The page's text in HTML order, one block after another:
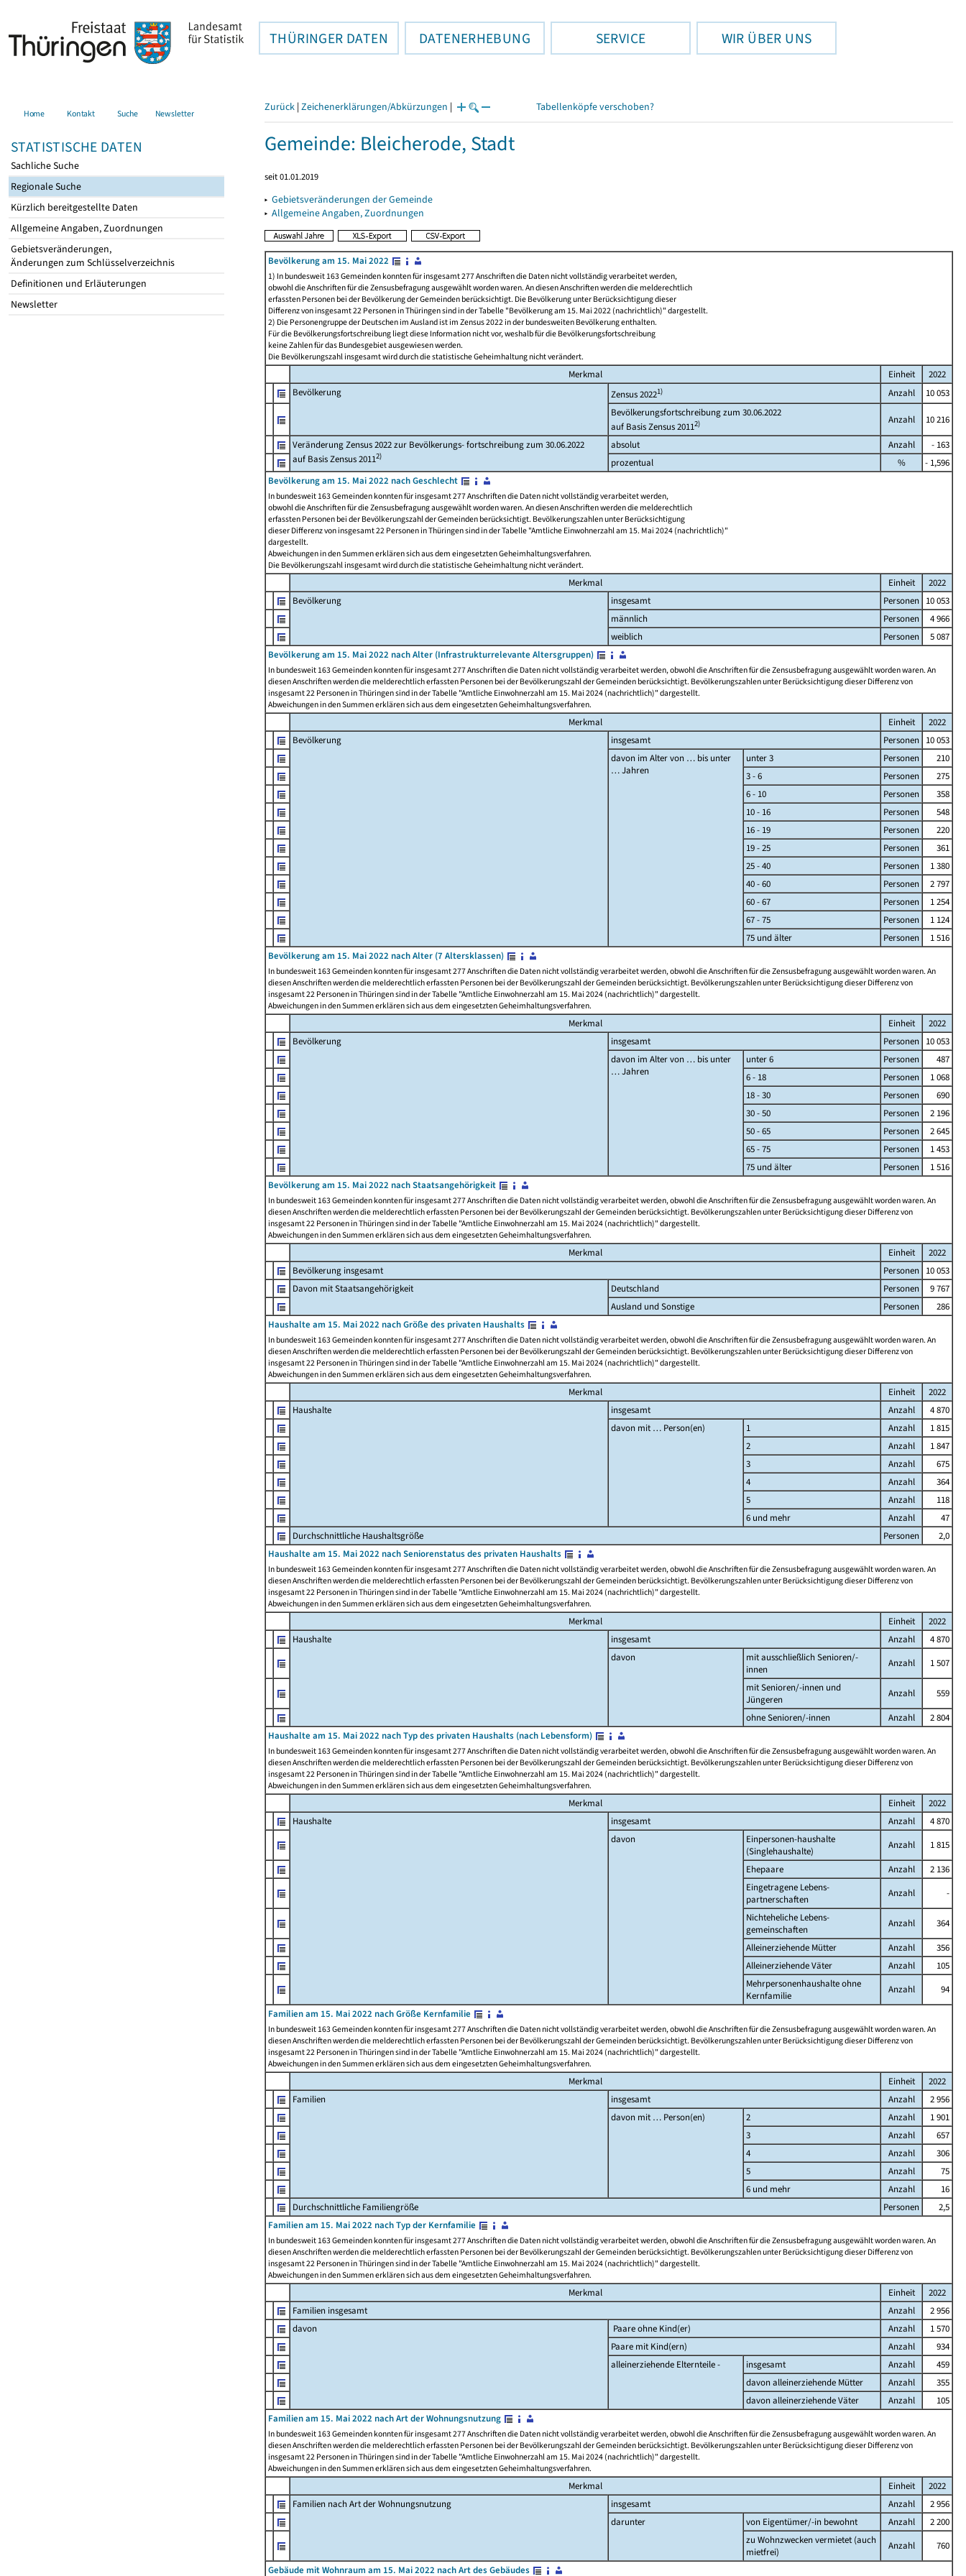
THÜRINGER DATEN DATENERHEBUNG SERVICE WIR ÜBER UNS
Home Kontakt Suche Newsletter
STATISTISCHE DATEN
Sachliche Suche
Regionale Suche
Kürzlich bereitgestellte Daten
Allgemeine Angaben, Zuordnungen
Gebietsveränderungen,
Änderungen zum Schlüsselverzeichnis
Definitionen und Erläuterungen
Newsletter
Zurück | Zeichenerklärungen/Abkürzungen | Tabellenköpfe verschoben?
Gemeinde: Bleicherode, Stadt
seit 01.01.2019
▸ Gebietsveränderungen der Gemeinde
▸ Allgemeine Angaben, Zuordnungen
Bevölkerung am 15. Mai 2022
1) In bundesweit 163 Gemeinden konnten für insgesamt 277 Anschriften die Daten nicht vollständig verarbeitet werden,
obwohl die Anschriften für die Zensusbefragung ausgewählt worden waren. An diesen Anschriften werden die melderechtlich
erfassten Personen bei der Bevölkerung der Gemeinden berücksichtigt. Die Bevölkerung unter Berücksichtigung dieser
Differenz von insgesamt 22 Personen in Thüringen sind in der Tabelle "Bevölkerung am 15. Mai 2022 (nachrichtlich)" dargestellt.
2) Die Personengruppe der Deutschen im Ausland ist im Zensus 2022 in der bundesweiten Bevölkerung enthalten.
Für die Bevölkerungsfortschreibung liegt diese Information nicht vor, weshalb für die Bevölkerungsfortschreibung
keine Zahlen für das Bundesgebiet ausgewiesen werden.
Die Bevölkerungszahl insgesamt wird durch die statistische Geheimhaltung nicht verändert.
Merkmal Einheit
2022
Bevölkerung
Zensus 20221) Anzahl
10 053
Bevölkerungsfortschreibung zum 30.06.2022
auf Basis Zensus 20112) Anzahl 10 216
Veränderung Zensus 2022 zur Bevölkerungs- fortschreibung zum 30.06.2022
auf Basis Zensus 20112)
absolut Anzahl
- 163
prozentual
%
- 1,596
Bevölkerung am 15. Mai 2022 nach Geschlecht
In bundesweit 163 Gemeinden konnten für insgesamt 277 Anschriften die Daten nicht vollständig verarbeitet werden,
obwohl die Anschriften für die Zensusbefragung ausgewählt worden waren. An diesen Anschriften werden die melderechtlich
erfassten Personen bei der Bevölkerungszahl der Gemeinden berücksichtigt. Bevölkerungszahlen unter Berücksichtigung
dieser Differenz von insgesamt 22 Personen in Thüringen sind in der Tabelle "Amtliche Einwohnerzahl am 15. Mai 2024 (nachrichtlich)"
dargestellt.
Abweichungen in den Summen erklären sich aus dem eingesetzten Geheimhaltungsverfahren.
Die Bevölkerungszahl insgesamt wird durch die statistische Geheimhaltung nicht verändert.
Merkmal Einheit
2022
Bevölkerung
insgesamt Personen 10 053
männlich
Personen
4 966
weiblich
Personen
5 087
Bevölkerung am 15. Mai 2022 nach Alter (Infrastrukturrelevante Altersgruppen)
In bundesweit 163 Gemeinden konnten für insgesamt 277 Anschriften die Daten nicht vollständig verarbeitet werden, obwohl die Anschriften für die Zensusbefragung ausgewählt worden waren. An
diesen Anschriften werden die melderechtlich erfassten Personen bei der Bevölkerungszahl der Gemeinden berücksichtigt. Bevölkerungszahlen unter Berücksichtigung dieser Differenz von
insgesamt 22 Personen in Thüringen sind in der Tabelle "Amtliche Einwohnerzahl am 15. Mai 2024 (nachrichtlich)" dargestellt.
Abweichungen in den Summen erklären sich aus dem eingesetzten Geheimhaltungsverfahren.
Merkmal Einheit
2022
Bevölkerung
insgesamt Personen 10 053
davon im Alter von … bis unter
… Jahren
unter 3 Personen
210
3 - 6
Personen
275
6 - 10
Personen
358
10 - 16
Personen
548
16 - 19
Personen
220
19 - 25
Personen
361
25 - 40
Personen
1 380
40 - 60
Personen
2 797
60 - 67
Personen
1 254
67 - 75
Personen
1 124
75 und älter
Personen
1 516
Bevölkerung am 15. Mai 2022 nach Alter (7 Altersklassen)
In bundesweit 163 Gemeinden konnten für insgesamt 277 Anschriften die Daten nicht vollständig verarbeitet werden, obwohl die Anschriften für die Zensusbefragung ausgewählt worden waren. An
diesen Anschriften werden die melderechtlich erfassten Personen bei der Bevölkerungszahl der Gemeinden berücksichtigt. Bevölkerungszahlen unter Berücksichtigung dieser Differenz von
insgesamt 22 Personen in Thüringen sind in der Tabelle "Amtliche Einwohnerzahl am 15. Mai 2024 (nachrichtlich)" dargestellt.
Abweichungen in den Summen erklären sich aus dem eingesetzten Geheimhaltungsverfahren.
Merkmal Einheit
2022
Bevölkerung
insgesamt Personen 10 053
davon im Alter von … bis unter
… Jahren
unter 6 Personen
487
6 - 18
Personen
1 068
18 - 30
Personen
690
30 - 50
Personen
2 196
50 - 65
Personen
2 645
65 - 75
Personen
1 453
75 und älter
Personen
1 516
Bevölkerung am 15. Mai 2022 nach Staatsangehörigkeit
In bundesweit 163 Gemeinden konnten für insgesamt 277 Anschriften die Daten nicht vollständig verarbeitet werden, obwohl die Anschriften für die Zensusbefragung ausgewählt worden waren. An
diesen Anschriften werden die melderechtlich erfassten Personen bei der Bevölkerungszahl der Gemeinden berücksichtigt. Bevölkerungszahlen unter Berücksichtigung dieser Differenz von
insgesamt 22 Personen in Thüringen sind in der Tabelle "Amtliche Einwohnerzahl am 15. Mai 2024 (nachrichtlich)" dargestellt.
Abweichungen in den Summen erklären sich aus dem eingesetzten Geheimhaltungsverfahren.
Merkmal Einheit
2022
Bevölkerung insgesamt
Personen 10 053
Davon mit Staatsangehörigkeit
Deutschland Personen
9 767
Ausland und Sonstige
Personen
286
Haushalte am 15. Mai 2022 nach Größe des privaten Haushalts
In bundesweit 163 Gemeinden konnten für insgesamt 277 Anschriften die Daten nicht vollständig verarbeitet werden, obwohl die Anschriften für die Zensusbefragung ausgewählt worden waren. An
diesen Anschriften werden die melderechtlich erfassten Personen bei der Bevölkerungszahl der Gemeinden berücksichtigt. Bevölkerungszahlen unter Berücksichtigung dieser Differenz von
insgesamt 22 Personen in Thüringen sind in der Tabelle "Amtliche Einwohnerzahl am 15. Mai 2024 (nachrichtlich)" dargestellt.
Abweichungen in den Summen erklären sich aus dem eingesetzten Geheimhaltungsverfahren.
Merkmal Einheit
2022
Haushalte
insgesamt Anzahl
4 870
davon mit … Person(en)
1 Anzahl
1 815
2
Anzahl
1 847
3
Anzahl
675
4
Anzahl
364
5
Anzahl
118
6 und mehr
Anzahl
47
Durchschnittliche Haushaltsgröße
Personen
2,0
Haushalte am 15. Mai 2022 nach Seniorenstatus des privaten Haushalts
In bundesweit 163 Gemeinden konnten für insgesamt 277 Anschriften die Daten nicht vollständig verarbeitet werden, obwohl die Anschriften für die Zensusbefragung ausgewählt worden waren. An
diesen Anschriften werden die melderechtlich erfassten Personen bei der Bevölkerungszahl der Gemeinden berücksichtigt. Bevölkerungszahlen unter Berücksichtigung dieser Differenz von
insgesamt 22 Personen in Thüringen sind in der Tabelle "Amtliche Einwohnerzahl am 15. Mai 2024 (nachrichtlich)" dargestellt.
Abweichungen in den Summen erklären sich aus dem eingesetzten Geheimhaltungsverfahren.
Merkmal Einheit
2022
Haushalte
insgesamt Anzahl
4 870
davon
mit ausschließlich Senioren/-
innen
Anzahl
1 507
mit Senioren/-innen und
Jüngeren
Anzahl
559
ohne Senioren/-innen
Anzahl
2 804
Haushalte am 15. Mai 2022 nach Typ des privaten Haushalts (nach Lebensform)
In bundesweit 163 Gemeinden konnten für insgesamt 277 Anschriften die Daten nicht vollständig verarbeitet werden, obwohl die Anschriften für die Zensusbefragung ausgewählt worden waren. An
diesen Anschriften werden die melderechtlich erfassten Personen bei der Bevölkerungszahl der Gemeinden berücksichtigt. Bevölkerungszahlen unter Berücksichtigung dieser Differenz von
insgesamt 22 Personen in Thüringen sind in der Tabelle "Amtliche Einwohnerzahl am 15. Mai 2024 (nachrichtlich)" dargestellt.
Abweichungen in den Summen erklären sich aus dem eingesetzten Geheimhaltungsverfahren.
Merkmal Einheit
2022
Haushalte
insgesamt Anzahl
4 870
davon
Einpersonen-haushalte
(Singlehaushalte)
Anzahl
1 815
Ehepaare
Anzahl
2 136
Eingetragene Lebens-
partnerschaften
Anzahl
-
Nichteheliche Lebens-
gemeinschaften
Anzahl
364
Alleinerziehende Mütter
Anzahl
356
Alleinerziehende Väter
Anzahl
105
Mehrpersonenhaushalte ohne
Kernfamilie
Anzahl
94
Familien am 15. Mai 2022 nach Größe Kernfamilie
In bundesweit 163 Gemeinden konnten für insgesamt 277 Anschriften die Daten nicht vollständig verarbeitet werden, obwohl die Anschriften für die Zensusbefragung ausgewählt worden waren. An
diesen Anschriften werden die melderechtlich erfassten Personen bei der Bevölkerungszahl der Gemeinden berücksichtigt. Bevölkerungszahlen unter Berücksichtigung dieser Differenz von
insgesamt 22 Personen in Thüringen sind in der Tabelle "Amtliche Einwohnerzahl am 15. Mai 2024 (nachrichtlich)" dargestellt.
Abweichungen in den Summen erklären sich aus dem eingesetzten Geheimhaltungsverfahren.
Merkmal Einheit
2022
Familien
insgesamt Anzahl
2 956
davon mit … Person(en)
2 Anzahl
1 901
3
Anzahl
657
4
Anzahl
306
5
Anzahl
75
6 und mehr
Anzahl
16
Durchschnittliche Familiengröße
Personen
2,5
Familien am 15. Mai 2022 nach Typ der Kernfamilie
In bundesweit 163 Gemeinden konnten für insgesamt 277 Anschriften die Daten nicht vollständig verarbeitet werden, obwohl die Anschriften für die Zensusbefragung ausgewählt worden waren. An
diesen Anschriften werden die melderechtlich erfassten Personen bei der Bevölkerungszahl der Gemeinden berücksichtigt. Bevölkerungszahlen unter Berücksichtigung dieser Differenz von
insgesamt 22 Personen in Thüringen sind in der Tabelle "Amtliche Einwohnerzahl am 15. Mai 2024 (nachrichtlich)" dargestellt.
Abweichungen in den Summen erklären sich aus dem eingesetzten Geheimhaltungsverfahren.
Merkmal Einheit
2022
Familien insgesamt
Anzahl
2 956
davon
Paare ohne Kind(er) Anzahl
1 570
Paare mit Kind(ern)
Anzahl
934
alleinerziehende Elternteile -
insgesamt Anzahl
459
davon alleinerziehende Mütter
Anzahl
355
davon alleinerziehende Väter
Anzahl
105
Familien am 15. Mai 2022 nach Art der Wohnungsnutzung
In bundesweit 163 Gemeinden konnten für insgesamt 277 Anschriften die Daten nicht vollständig verarbeitet werden, obwohl die Anschriften für die Zensusbefragung ausgewählt worden waren. An
diesen Anschriften werden die melderechtlich erfassten Personen bei der Bevölkerungszahl der Gemeinden berücksichtigt. Bevölkerungszahlen unter Berücksichtigung dieser Differenz von
insgesamt 22 Personen in Thüringen sind in der Tabelle "Amtliche Einwohnerzahl am 15. Mai 2024 (nachrichtlich)" dargestellt.
Abweichungen in den Summen erklären sich aus dem eingesetzten Geheimhaltungsverfahren.
Merkmal Einheit
2022
Familien nach Art der Wohnungsnutzung
insgesamt Anzahl
2 956
darunter
von Eigentümer/-in bewohnt Anzahl
2 200
zu Wohnzwecken vermietet (auch
mietfrei)
Anzahl
760
Gebäude mit Wohnraum am 15. Mai 2022 nach Art des Gebäudes